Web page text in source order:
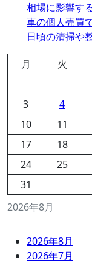
相場に影響す
車の個人売買
日頃の清掃や
2026年8月
月 火
3
4
10
11
17
18
24
25
31
2026年8月
2026年7月